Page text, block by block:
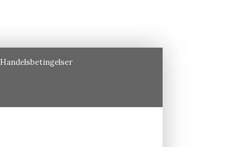
Handelsbetingelser